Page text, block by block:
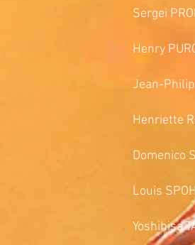
Sergei
Henry
Jean-
Louis